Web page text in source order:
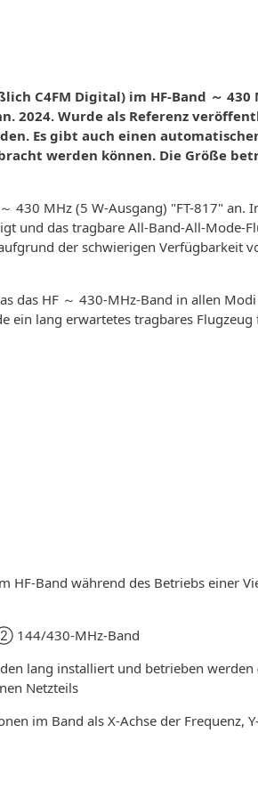
C4FM Digital) im HF-Band ～ 430
2024. Wurde als Referenz
Es gibt auch einen
werden können. Die Größe
430 MHz (5 W-Ausgang) "FT-817" an.
und das tragbare All-Band-All-Mode-
der schwierigen Verfügbarkeit
das HF ～ 430-MHz-Band in allen
ein lang erwartetes tragbares Flugzeug
HF-Band während des Betriebs einer
144/430-MHz-Band
lang installiert und betrieben werden
Netzteils
im Band als X-Achse der Frequenz,